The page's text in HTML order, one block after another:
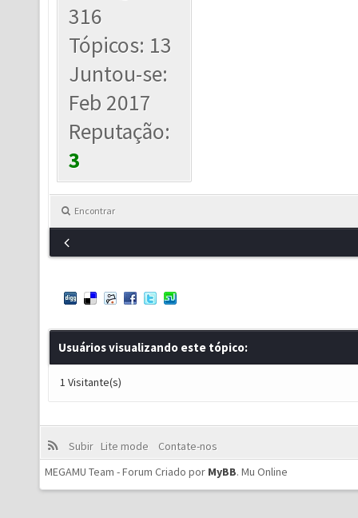
316
Tópicos: 13
Juntou-se:
Feb 2017
Reputação:
3
Encontrar
Usuários visualizando este tópico:
1 Visitante(s)
Subir Lite mode
Contate-nos
MEGAMU Team - Forum Criado por MyBB. Mu Online